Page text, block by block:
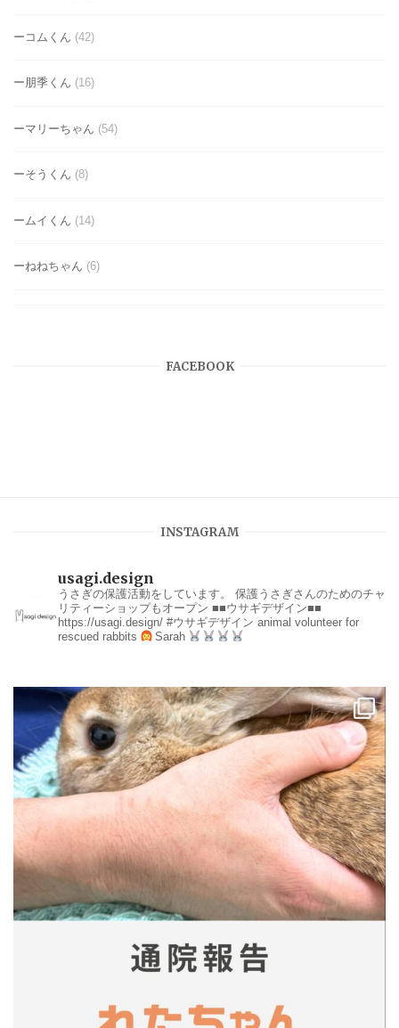
ーコムくん (42)
ー朋季くん (16)
ーマリーちゃん (54)
ーそうくん (8)
ームイくん (14)
ーねねちゃん (6)
FACEBOOK
INSTAGRAM
usagi.design
うさぎの保護活動をしています。
保護うさぎさんのためのチャ
リティーショップもオープン ■■ウサギデザイン■■
https://usagi.design/ #ウサギデザイン animal volunteer for
rescued rabbits
Sarah